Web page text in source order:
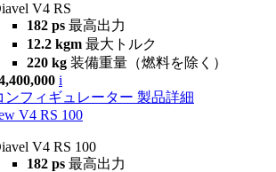
V4 RS
182 ps 最高出力
12.2 kgm 最大トルク
220 kg 装備重量（燃料を除く）
i
ンフィギュレーター 製品詳細
V4 RS 100
V4 RS 100
182 ps 最高出力